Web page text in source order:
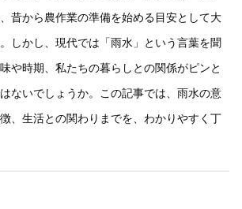
昔から農作業の準備を始める目安として大
しかし、現代では「雨水」という言葉を聞
や時期、私たちの暮らしとの関係がピンと
ないでしょうか。この記事では、雨水の意
、生活との関わりまでを、わかりやすく丁